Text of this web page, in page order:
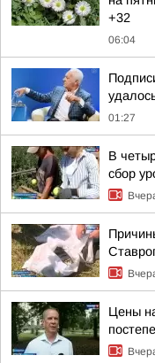
+32
06:04
01:27
В
сбор
Цены